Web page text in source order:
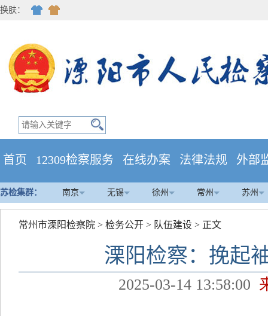
换肤：
首页 12309检察服务 在线办案 法律法规 外部
苏检集群： 南京 无锡 徐州 常州 苏州
常州市溧阳检察院 > 检务公开 > 队伍建设 > 正文
溧阳检察：挽起
2025-03-14 13:58:00